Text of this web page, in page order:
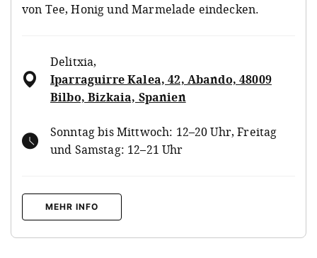
von Tee, Honig und Marmelade eindecken.
Delitxia,
Iparraguirre Kalea, 42, Abando, 48009
Bilbo, Bizkaia, Spanien
Sonntag bis Mittwoch: 12–20 Uhr, Freitag
und Samstag: 12–21 Uhr
MEHR INFO